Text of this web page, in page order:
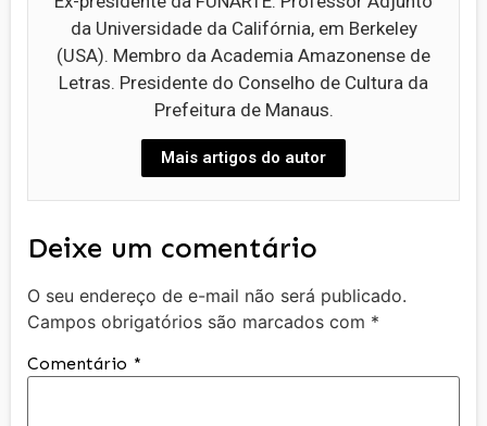
da Universidade da Califórnia, em Berkeley
(USA). Membro da Academia Amazonense de
Letras. Presidente do Conselho de Cultura da
Prefeitura de Manaus.
Mais artigos do autor
Deixe um comentário
O seu endereço de e-mail não será publicado.
Campos obrigatórios são marcados com *
Comentário *